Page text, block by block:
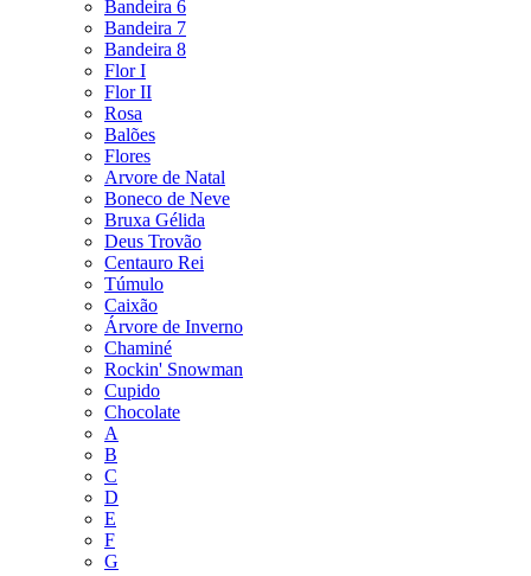
Bandeira 6
Bandeira 7
Bandeira 8
Flor I
Flor II
Rosa
Balões
Flores
Arvore de Natal
Boneco de Neve
Bruxa Gélida
Deus Trovão
Centauro Rei
Túmulo
Caixão
Árvore de Inverno
Chaminé
Rockin' Snowman
Cupido
Chocolate
A
B
C
D
E
F
G